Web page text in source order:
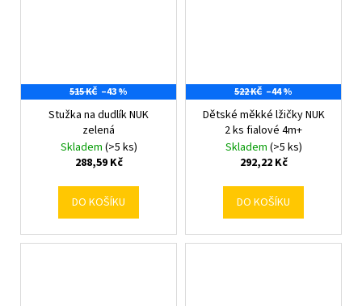
515 KČ –43 %
Stužka na dudlík NUK
zelená
Skladem (>5 ks)
288,59 Kč
DO KOŠÍKU
522 KČ –44 %
Dětské měkké lžičky NUK
2 ks fialové 4m+
Skladem (>5 ks)
292,22 Kč
DO KOŠÍKU